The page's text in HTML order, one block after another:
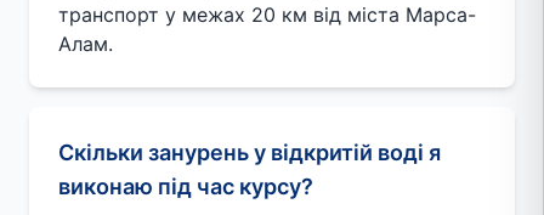
транспорт у межах 20 км від міста Марса-
Алам.
Скільки занурень у відкритій воді я
виконаю під час курсу?